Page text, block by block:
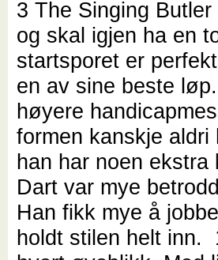
3 The Singing
og skal igjen ha en
startsporet er
en av sine beste
høyere
formen kanskje
han har noen
Dart var mye
Han fikk mye å
holdt stilen helt inn.